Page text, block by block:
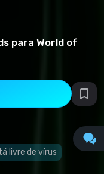
para World of
livre de vírus